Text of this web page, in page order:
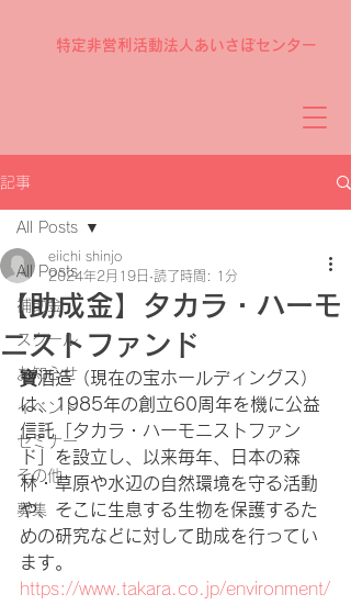
特定非営利活動法人あいさぽセンター
記事
All Posts
補助金
スクール
お知らせ
イベント
セミナー
その他
募集
All Posts
【助成金】タカラ・ハーモ
ニストファンド
eiichi shinjo
2024年2月19日 読了時間: 1分
寶酒造（現在の宝ホールディングス）
は、1985年の創立60周年を機に公益
信託「タカラ・ハーモニストファン
ド」を設立し、以来毎年、日本の森
林・草原や水辺の自然環境を守る活動
や、そこに生息する生物を保護するた
めの研究などに対して助成を行ってい
ます。
https://www.takara.co.jp/environment/